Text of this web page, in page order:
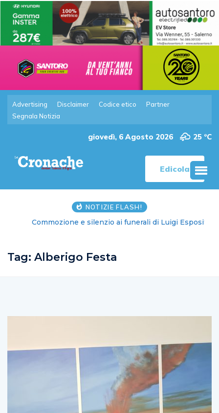
Advertising Disclaimer Codice etico
Partner
Segnala Notizia
giovedì, 6 Agosto 2026 25 °C
Edicola
NOTIZIE FLASH!
Commozione e silenzio ai funerali di Luigi Esposito
Tag: Alberigo Festa